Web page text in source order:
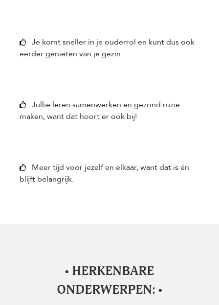
Je komt sneller in je ouderrol en kunt dus ook
eerder genieten van je gezin.
Jullie leren samenwerken en gezond ruzie
maken, want dat hoort er ook bij!
Meer tijd voor jezelf en elkaar, want dat is én
blijft belangrijk.
• HERKENBARE
ONDERWERPEN: •